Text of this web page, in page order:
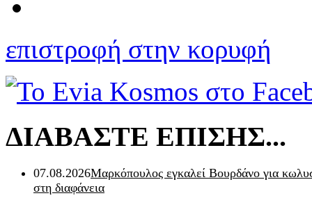
επιστροφή στην κορυφή
ΔΙΑΒΑΣΤΕ ΕΠΙΣΗΣ...
07.08.2026Μαρκόπουλος εγκαλεί Βουρδάνο για
στη διαφάνεια